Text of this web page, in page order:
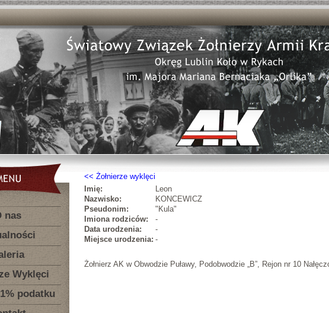
nas
Wyklęci
podatku
Żołnierze wyklęci
Imię:
Leon
Nazwisko:
KONCEWICZ
Pseudonim:
"Kula"
Imiona rodziców:
-
Data urodzenia:
-
Miejsce urodzenia: -
Żołnierz AK w Obwodzie Puławy, Podobwodzie „B”, Rejon nr 10